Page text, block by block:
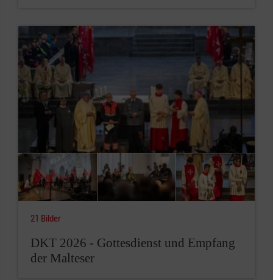
21 Bilder
DKT 2026 - Gottesdienst und Empfang
der Malteser